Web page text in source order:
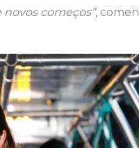
começos”,